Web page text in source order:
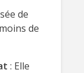
de
de
: Elle